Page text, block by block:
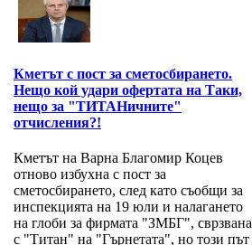
Кметът с пост за сметосбирането.
Нещо кой удари офертата на Таки,
нещо за "ТИТАНичните"
отчисления?!
Кметът на Варна Благомир Коцев
отново избухна с пост за
сметосбирането, след като съобщи за
инспекцията на 19 юли и налагането
на глоби за фирмата "ЗМБГ", сврзвана
с "Титан" на "Гърнетата", но този път